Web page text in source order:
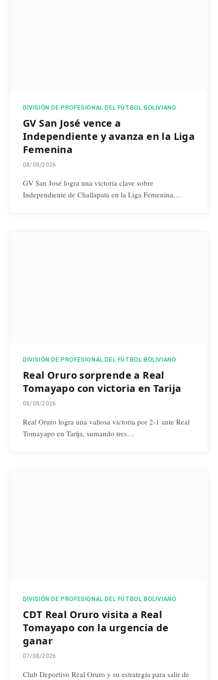
DIVISIÓN DE PROFESIONAL DEL FÚTBOL BOLIVIANO
GV San José vence a
Independiente y avanza en la Liga
Femenina
08/08/2026
GV San José logra una victoria clave sobre
Independiente de Challapata en la Liga Femenina…
DIVISIÓN DE PROFESIONAL DEL FÚTBOL BOLIVIANO
Real Oruro sorprende a Real
Tomayapo con victoria en Tarija
08/08/2026
Real Oruro logra una valiosa victoria por 2-1 ante Real
Tomayapo en Tarija, sumando tres…
DIVISIÓN DE PROFESIONAL DEL FÚTBOL BOLIVIANO
CDT Real Oruro visita a Real
Tomayapo con la urgencia de
ganar
07/08/2026
Club Deportivo Real Oruro y su estrategia para salir de